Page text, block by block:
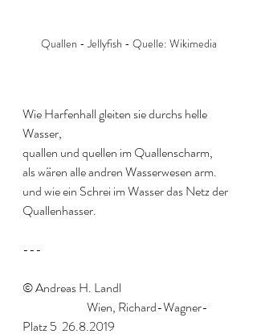
Quallen - Jellyfish - Quelle: Wikimedia
Wie Harfenhall gleiten sie durchs helle
Wasser,
quallen und quellen im Quallenscharm,
als wären alle andren Wasserwesen arm.
und wie ein Schrei im Wasser das Netz der
Quallenhasser.
---
© Andreas H. Landl
Platz 5  26.8.2019